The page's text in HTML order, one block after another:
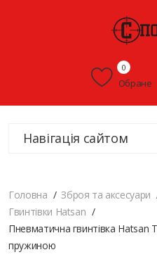
Обране
0
Навігація сайтом
Головна Зброя та аксесуари
Гвинтівки Hatsan
Пневматична гвинтівка Hatsan
пружиною